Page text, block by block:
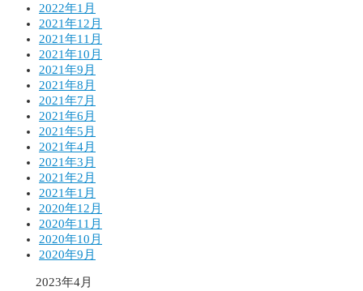
2022年1月
2021年12月
2021年11月
2021年10月
2021年9月
2021年8月
2021年7月
2021年6月
2021年5月
2021年4月
2021年3月
2021年2月
2021年1月
2020年12月
2020年11月
2020年10月
2020年9月
2023年4月